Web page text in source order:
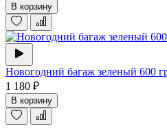
В корзину
Новогодний багаж зеленый 600
1 180 ₽
В корзину